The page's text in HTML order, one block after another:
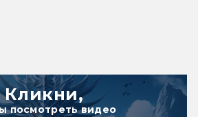
Кликни,
посмотреть видео